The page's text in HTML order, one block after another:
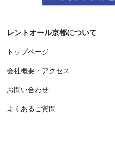
レントオール京都について
トップページ
会社概要・アクセス
お問い合わせ
よくあるご質問